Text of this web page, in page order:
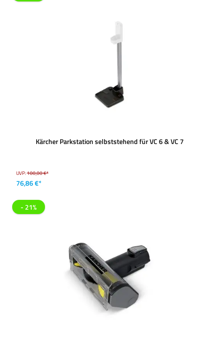
Kärcher Parkstation selbststehend für VC 6 & VC 7
UVP:100,00 €*
76,86 €*
- 21%